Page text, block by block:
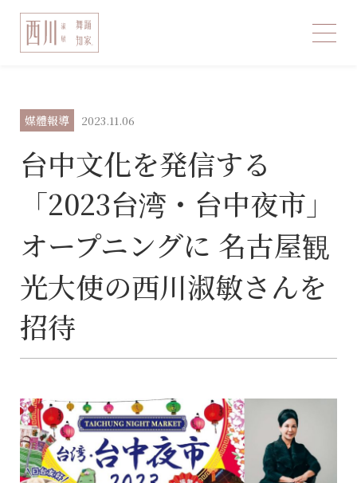
媒體報導 2023.11.06
台中文化を発信する
「2023台湾・台中夜市」
オープニングに 名古屋観
光大使の西川淑敏さんを
招待